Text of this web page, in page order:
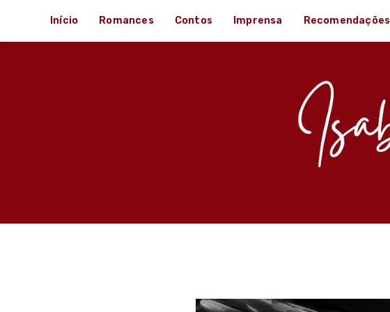
o
Início Romances Contos Imprensa Recomendações